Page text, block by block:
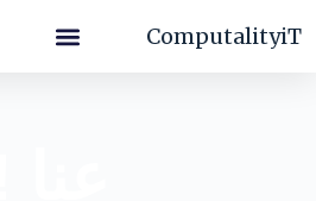
ComputalityiT